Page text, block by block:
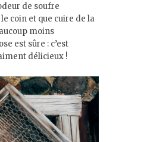
de soufre
coin et que cuire de la
moins
est sûre : c’est
délicieux !